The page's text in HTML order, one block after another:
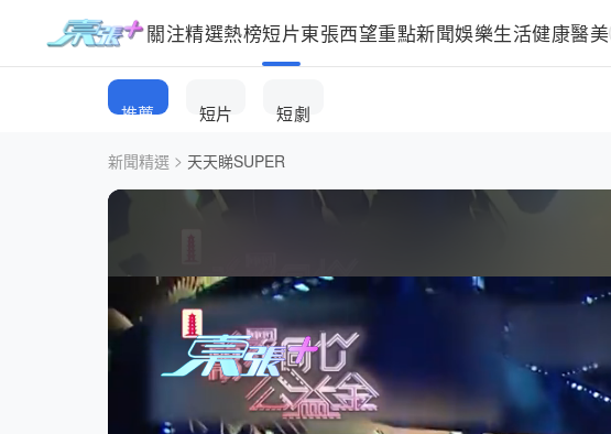
關注精選熱榜短片東張西望重點新聞娛樂生活健康醫美
推薦 短片 短劇
新聞精選 > 天天睇SUPER